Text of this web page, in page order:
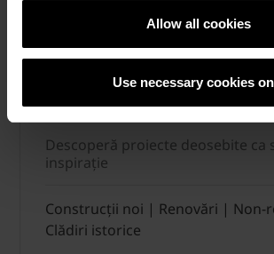
Allow all cookies
Use necessary cookies
Articole proiecte de
Descoperă proiecte deosebite ca
inspirație
Construcții noi | Renovări | Non-
Clădiri istorice